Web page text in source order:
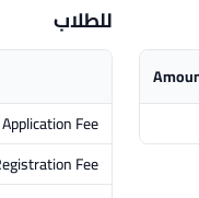
للطلاب
Application Fee
Fee